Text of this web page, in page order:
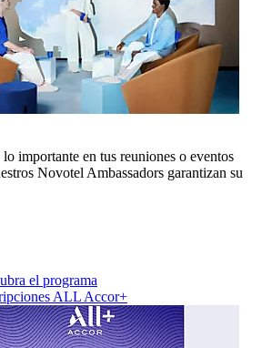
lo importante en tus reuniones o eventos
Novotel Ambassadors garantizan su
el programa
ALL Accor+